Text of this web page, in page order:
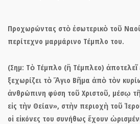
Προχωρώντας στὸ ἐσωτερικὸ τοῦ
περίτεχνο μαρμάρινο Τέμπλο του.
(Σημ: Τὸ Τέμπλο (ἢ Τέμπλεο)
ξεχωρίζει τὸ Ἅγιο Βῆμα ἀπὸ τὸν
ἀνθρώπινη φύση τοῦ Χριστοῦ, μέσῳ
εἰς τὴν Θείαν», στὴν περιοχὴ τοῦ
οἱ εἰκόνες του συνήθως ἔχουν